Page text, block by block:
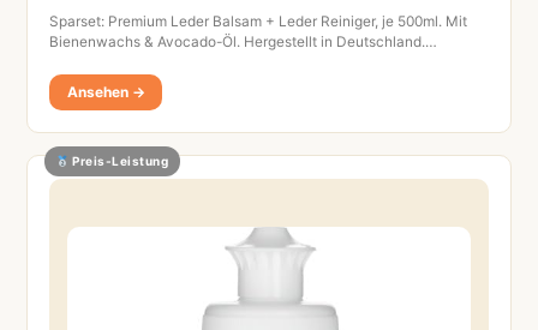
Sparset: Premium Leder Balsam + Leder Reiniger, je 500ml. Mit
Bienenwachs & Avocado-Öl. Hergestellt in Deutschland.…
Ansehen →
Preis-Leistung